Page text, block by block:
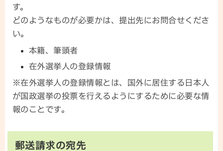
す。
どのようなものが必要かは、提出先にお問合せくださ
い。
本籍、筆頭者
在外選挙人の登録情報
※在外選挙人の登録情報とは、国外に居住する日本人
が国政選挙の投票を行えるようにするために必要な情
報のことです。
郵送請求の宛先